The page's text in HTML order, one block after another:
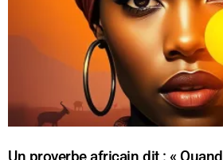
Un proverbe africain dit : «